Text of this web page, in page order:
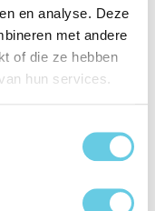
en analyse. Deze
met andere
of die ze hebben
hun services.
originele ontwerp
toch stevig
nauwkeurige
knoppen en
stoten, waardoor je